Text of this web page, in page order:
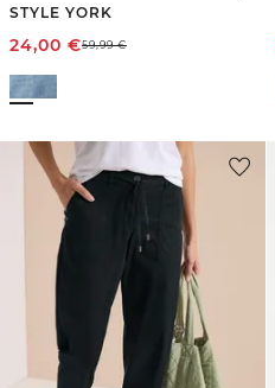
STYLE YORK
24,00 €59,99€